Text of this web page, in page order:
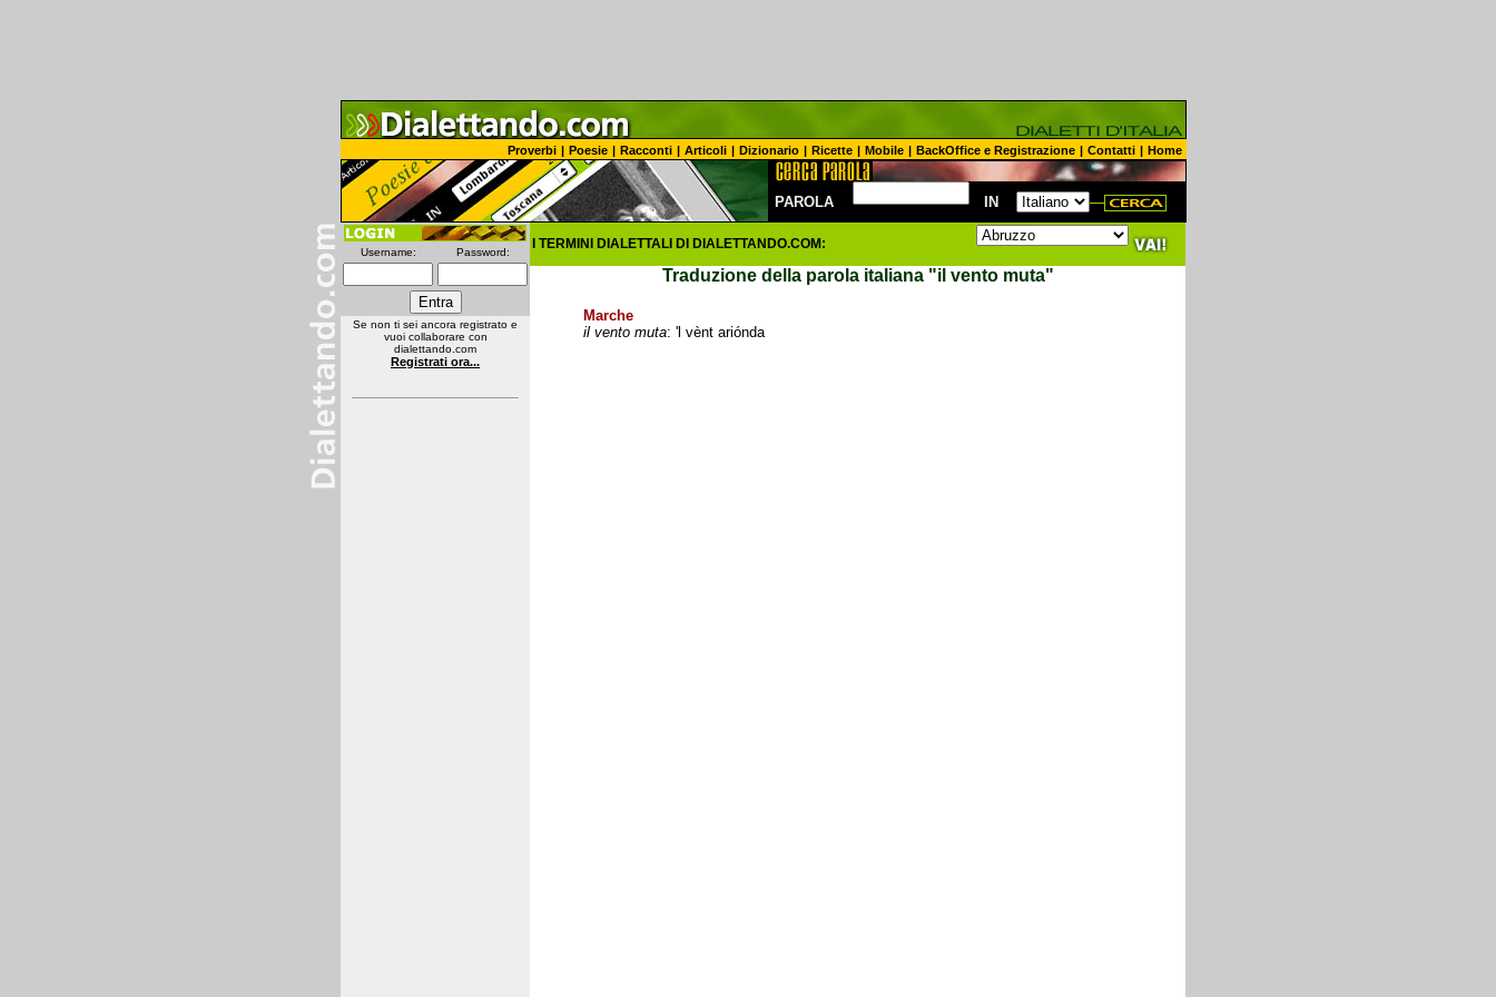
Proverbi | Poesie | Racconti | Articoli | Dizionario | Ricette | Mobile | BackOffice e Registrazione | Contatti | Home
PAROLA IN
Username: Password:
Se non ti sei ancora registrato e
vuoi collaborare con
dialettando.com
Registrati ora...
I TERMINI DIALETTALI DI DIALETTANDO.COM:
Traduzione della parola italiana "il vento muta"
Marche
il vento muta: 'l vènt ariónda